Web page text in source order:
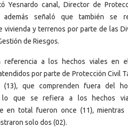
Yesnardo canal, Director de
además señaló que también se
vivienda y terrenos por parte de las
de Riesgos.
referencia a los hechos viales en
por parte de Protección Civil
que comprenden fuera del
lo que se refiera a los hechos
en total fueron once (11), mientras
solo dos (02).